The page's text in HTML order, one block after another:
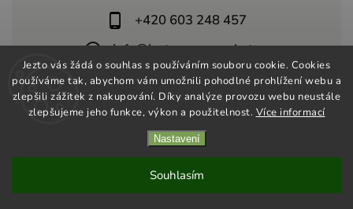
Jezto vás žádá o souhlas s používáním souboru cookie. Cookies
používáme tak, abychom vám umožnili pohodlné prohlížení webu a
zlepšili zážitek z nakupování. Díky analýze provozu webu neustále
zlepšujeme jeho funkce, výkon a použitelnost. Více informací
Nastavení
Souhlasím
+420 603 248 457
info@jeztosupermarket.cz
Shoptet| Design